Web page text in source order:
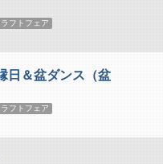
ラフトフェア
日＆盆ダンス（盆
ラフトフェア